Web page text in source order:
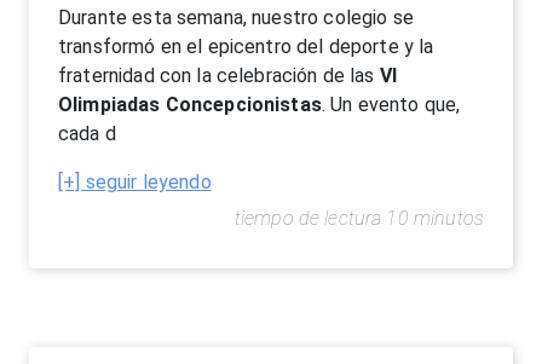
Durante esta semana, nuestro colegio se
transformó en el epicentro del deporte y la
fraternidad con la celebración de las VI
Olimpiadas Concepcionistas. Un evento que,
cada d
[+] seguir leyendo
tiempo de lectura 10 minutos